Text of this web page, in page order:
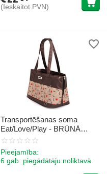
(Ieskaitot PVN)
Transportēšanas soma
Eat/Love/Play - BRŪNĀ
krāsā 42x21x27 cm
Pieejamība:
6 gab. piegādātāju noliktavā